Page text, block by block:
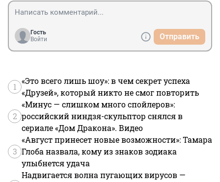
Гость
Войти
Отправить
1
«Это всего лишь шоу»: в чем секрет успеха
«Друзей», который никто не смог повторить
2
«Минус — слишком много спойлеров»:
российский ниндзя-скульптор снялся в
сериале «Дом Дракона». Видео
3
«Август принесет новые возможности»: Тамара
Глоба назвала, кому из знаков зодиака
улыбнется удача
Надвигается волна пугающих вирусов —